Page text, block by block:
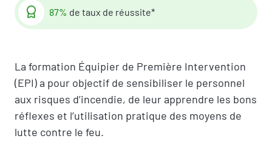
87% de taux de réussite*
La formation Équipier de Première Intervention
(EPI) a pour objectif de sensibiliser le personnel
aux risques d’incendie, de leur apprendre les bons
réflexes et l’utilisation pratique des moyens de
lutte contre le feu.